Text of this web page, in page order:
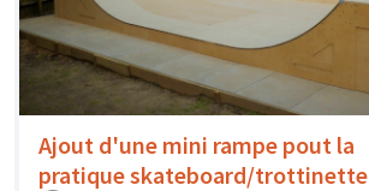
Ajout d'une mini rampe pout la
pratique skateboard/trottinette